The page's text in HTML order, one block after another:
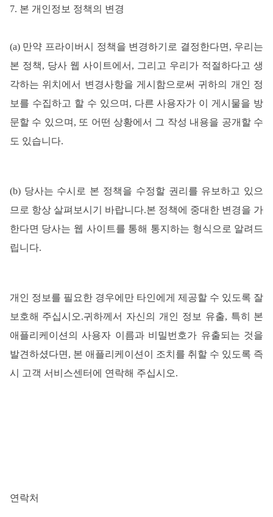
7. 본 개인정보 정책의 변경
(a) 만약 프라이버시 정책을 변경하기로 결정한다면, 우리는
본 정책, 당사 웹 사이트에서 , 그리고 우리가 적절하다고 생
각하는 위치에서 변경사항을 게시함으로써 귀하의 개인 정
보를 수집하고 할 수 있으며, 다른 사용자가 이 게시물을 방
문할 수 있으며 , 또 어떤 상황에서 그 작성 내용을 공개할 수
도 있습니다.
(b) 당사는 수시로 본 정책을 수정할 권리를 유보하고 있으
므로 항상 살펴보시기 바랍니다.본 정책에 중대한 변경을 가
한다면 당사는 웹 사이트를 통해 통지하는 형식으로 알려드
립니다.
개인 정보를 필요한 경우에만 타인에게 제공할 수 있도록 잘
보호해 주십시오.귀하께서 자신의 개인 정보 유출, 특히 본
애플리케이션의 사용자 이름과 비밀번호가 유출되는 것을
발견하셨다면, 본 애플리케이션이 조치를 취할 수 있도록 즉
시 고객 서비스센터에 연락해 주십시오.
연락처